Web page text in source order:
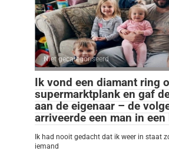
Niet gecategoriseerd
Ik vond een diamant ring
supermarktplank en gaf
aan de eigenaar – de
arriveerde een man in
Ik had nooit gedacht dat ik weer in staat
iemand